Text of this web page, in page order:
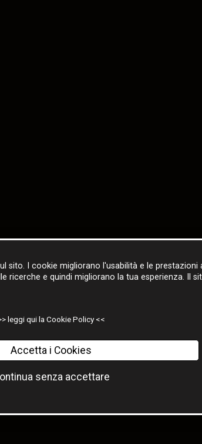
sito. I cookie migliorano l'usabilità e le
ricerche e quindi migliorano la tua esperienza. Il
leggi qui la Cookie Policy <<
Accetta i Cookies
senza accettare